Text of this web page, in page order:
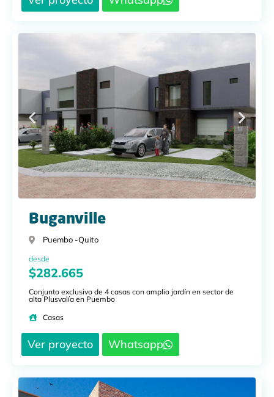
Buganville
Puembo -Quito
desde
$282.665
Conjunto exclusivo de 4 casas con amplio jardín en sector de
alta Plusvalía en Puembo
Casas
Ver proyecto Whatsapp